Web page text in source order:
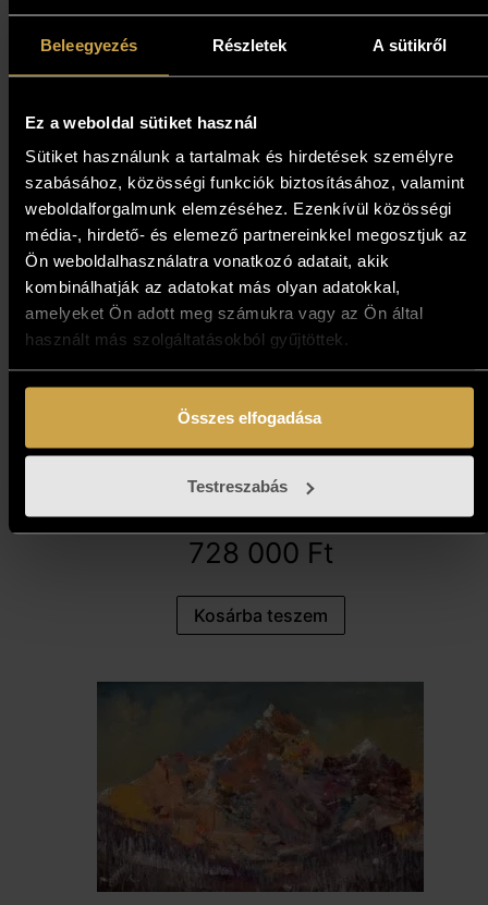
Beleegyezés Részletek A sütikről
Ez a weboldal sütiket használ
Sütiket használunk a tartalmak és hirdetések személyre
szabásához, közösségi funkciók biztosításához, valamint
weboldalforgalmunk elemzéséhez. Ezenkívül közösségi
média-, hirdető- és elemező partnereinkkel megosztjuk az
Ön weboldalhasználatra vonatkozó adatait, akik
kombinálhatják az adatokat más olyan adatokkal,
amelyeket Ön adott meg számukra vagy az Ön által
használt más szolgáltatásokból gyűjtöttek.
Összes elfogadása
Testreszabás
cm)
728 000 Ft
Kosárba teszem